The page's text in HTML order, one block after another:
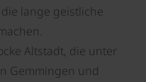
lange geistliche
Altstadt, die unter
Gemmingen und